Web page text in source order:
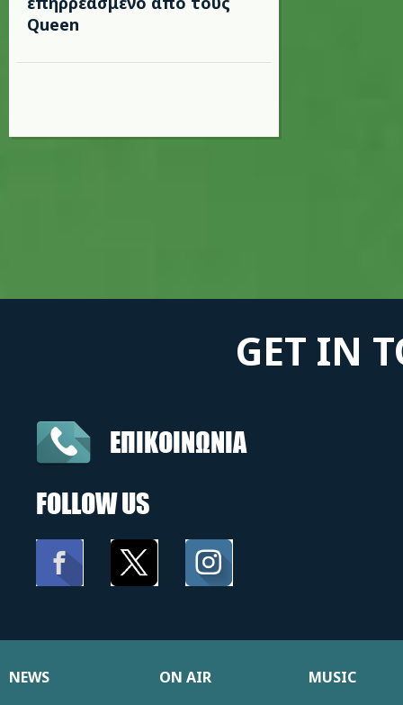
Queen
GET IN
ΕΠΙΚΟΙΝΩΝΙΑ
FOLLOW US
NEWS ON AIR
MUSIC